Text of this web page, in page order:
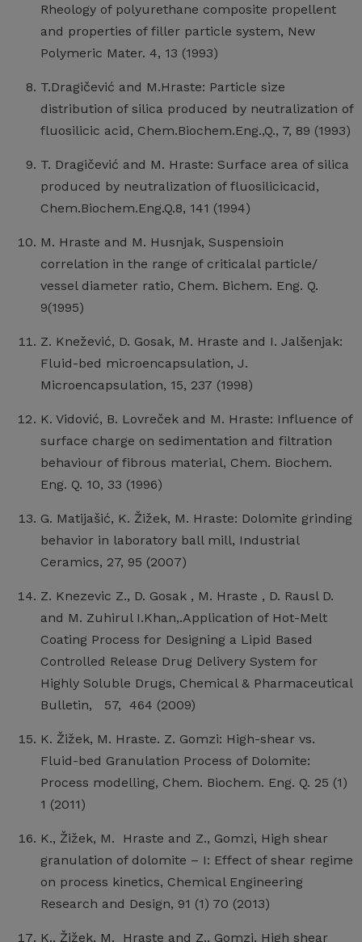
Rheology of polyurethane composite propellent
and properties of filler particle system, New
Polymeric Mater. 4, 13 (1993)
T.Dragičević and M.Hraste: Particle size
distribution of silica produced by neutralization of
fluosilicic acid, Chem.Biochem.Eng.,Q., 7, 89 (1993)
T. Dragičević and M. Hraste: Surface area of silica
produced by neutralization of fluosilicicacid,
Chem.Biochem.Eng.Q.8, 141 (1994)
M. Hraste and M. Husnjak, Suspensioin
correlation in the range of criticalal particle/
vessel diameter ratio, Chem. Bichem. Eng. Q.
9(1995)
Z. Knežević, D. Gosak, M. Hraste and I. Jalšenjak:
Fluid-bed microencapsulation, J.
Microencapsulation, 15, 237 (1998)
K. Vidović, B. Lovreček and M. Hraste: Influence of
surface charge on sedimentation and filtration
behaviour of fibrous material, Chem. Biochem.
Eng. Q. 10, 33 (1996)
G. Matijašić, K. Žižek, M. Hraste: Dolomite grinding
behavior in laboratory ball mill, Industrial
Ceramics, 27, 95 (2007)
Z. Knezevic Z., D. Gosak , M. Hraste , D. Rausl D.
and M. Zuhirul I.Khan,.Application of Hot-Melt
Coating Process for Designing a Lipid Based
Controlled Release Drug Delivery System for
Highly Soluble Drugs, Chemical & Pharmaceutical
Bulletin, 57, 464 (2009)
K. Žižek, M. Hraste. Z. Gomzi: High-shear vs.
Fluid-bed Granulation Process of Dolomite:
Process modelling, Chem. Biochem. Eng. Q. 25 (1)
1 (2011)
K., Žižek, M. Hraste and Z., Gomzi, High shear
granulation of dolomite – I: Effect of shear regime
on process kinetics, Chemical Engineering
Research and Design, 91 (1) 70 (2013)
K., Žižek, M. Hraste and Z., Gomzi, High shear